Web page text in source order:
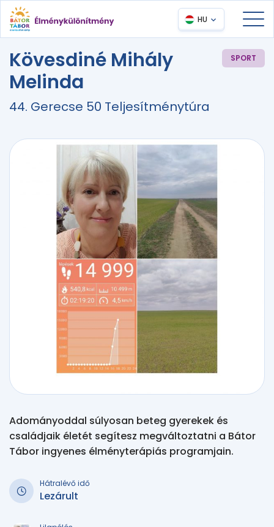
HU
Kövesdiné Mihály
Melinda
SPORT
44. Gerecse 50 Teljesítménytúra
Adományoddal súlyosan beteg gyerekek és
családjaik életét segítesz megváltoztatni a Bátor
Tábor ingyenes élményterápiás programjain.
Hátralévő idő
Lezárult